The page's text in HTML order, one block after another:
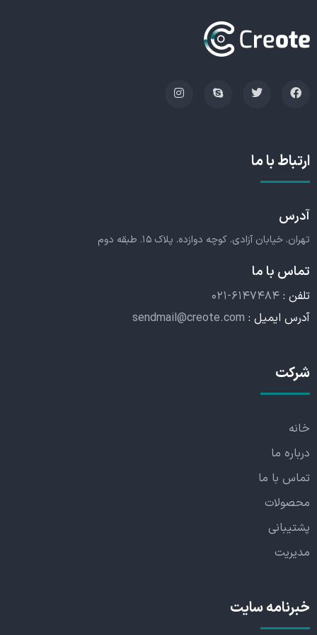
ارتباط با ما
آدرس
تهران. خیابان آزادی. کوچه دوازده. پلاک ۱۵. طبقه دوم
تماس با ما
تلفن : ۰۲۱-۶۱۴۷۴۸۴
آدرس ایمیل : sendmail@creote.com
شرکت
خانه
درباره ما
تماس با ما
محصولات
پشتیبانی
مدیریت
خبرنامه سایت